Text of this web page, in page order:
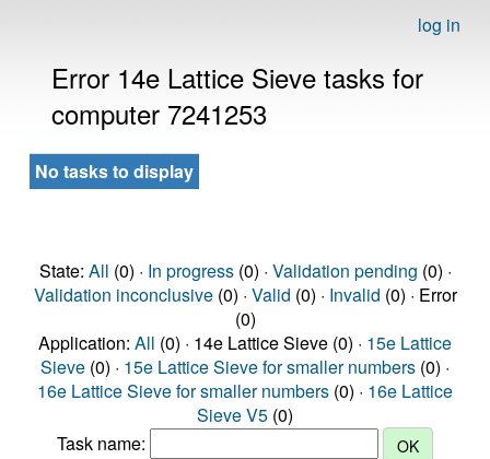
log in
Error 14e Lattice Sieve tasks for
computer 7241253
No tasks to display
State: All (0) · In progress(0) · Validation pending (0) ·
Validation inconclusive(0) · Valid (0) · Invalid (0) · Error
(0)
Application: All (0) · 14e Lattice Sieve (0) · 15e Lattice
Sieve (0) · 15e Lattice Sieve for smaller numbers (0) ·
16e Lattice Sieve for smaller numbers (0) · 16e Lattice
Sieve V5 (0)
Task name: